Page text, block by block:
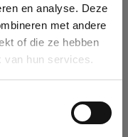
en analyse. Deze
met andere
of die ze hebben
van hun services.
by name, VAT or
it will auto-complete the
database, you can create